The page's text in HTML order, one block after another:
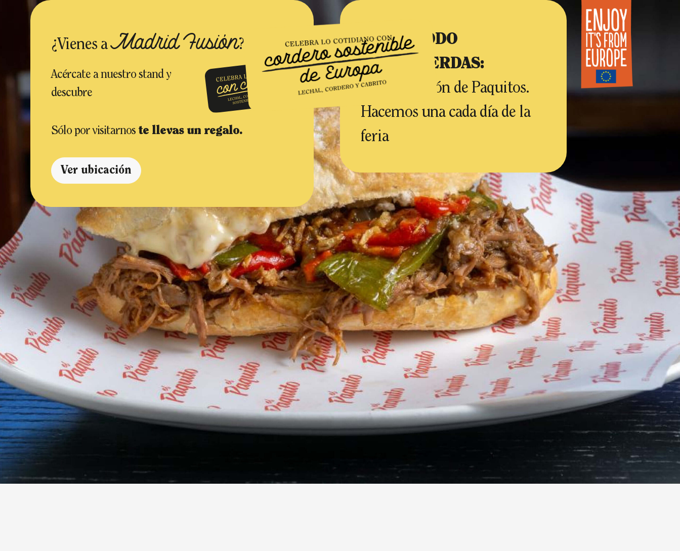
¿Vienes aMadrid Fusión?
Acércate a nuestro stand y
descubre
Sólo por visitarnos te llevas un regalo.
Ver ubicación
SOBRETODO
NO TE PIERDAS:
la degustación de Paquitos.
Hacemos una cada día de la
feria